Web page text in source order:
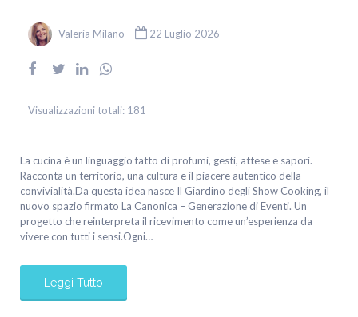
Valeria Milano 22 Luglio 2026
Visualizzazioni totali: 181
La cucina è un linguaggio fatto di profumi, gesti, attese e sapori.
Racconta un territorio, una cultura e il piacere autentico della
convivialità.Da questa idea nasce Il Giardino degli Show Cooking, il
nuovo spazio firmato La Canonica – Generazione di Eventi. Un
progetto che reinterpreta il ricevimento come un’esperienza da
vivere con tutti i sensi.Ogni…
Leggi Tutto